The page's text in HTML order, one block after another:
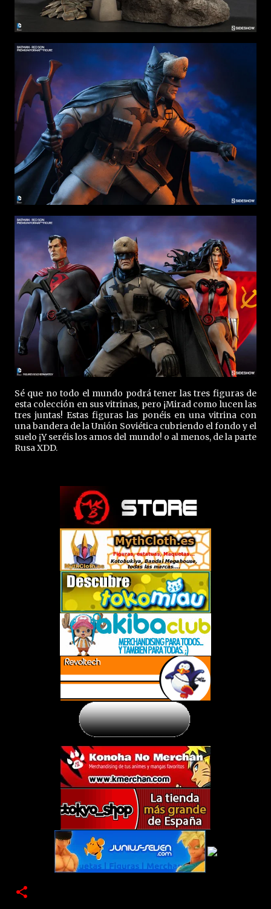
Sé que no todo el mundo podrá tener las tres figuras de
esta colección en sus vitrinas, pero ¡Mirad como lucen las
tres juntas! Estas figuras las ponéis en una vitrina con
una bandera de la Unión Soviética cubriendo el fondo y el
suelo ¡Y seréis los amos del mundo! o al menos, de la parte
Rusa XDD.